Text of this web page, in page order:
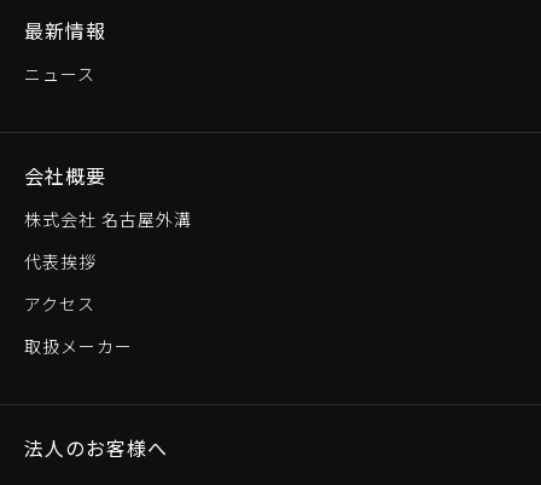
最新情報
ニュース
会社概要
株式会社 名古屋外溝
代表挨拶
アクセス
取扱メーカー
法人のお客様へ